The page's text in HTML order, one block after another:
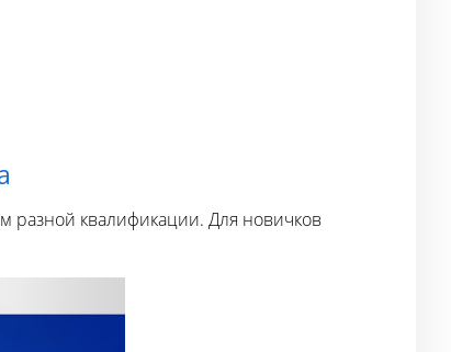
разной квалификации. Для новичков